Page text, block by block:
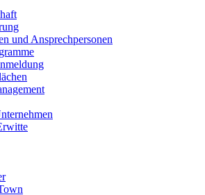
und Ansprechpersonen